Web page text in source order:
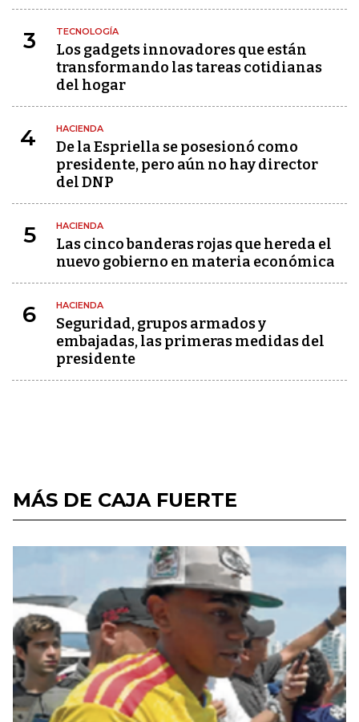
3 TECNOLOGÍA
Los gadgets innovadores que están
transformando las tareas cotidianas
del hogar
4 HACIENDA
De la Espriella se posesionó como
presidente, pero aún no hay director
del DNP
5 HACIENDA
Las cinco banderas rojas que hereda el
nuevo gobierno en materia económica
6 HACIENDA
Seguridad, grupos armados y
embajadas, las primeras medidas del
presidente
MÁS DE CAJA FUERTE